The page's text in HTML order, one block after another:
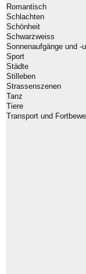
Romantisch
Schlachten
Schönheit
Schwarzweiss
Sonnenaufgänge und -
Sport
Städte
Stilleben
Strassenszenen
Tanz
Tiere
Transport und